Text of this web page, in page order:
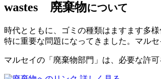
wastes 廃棄物について
時代とともに、ゴミの種類はますます多
特に重要な問題になってきました。マル
マルセイの「廃棄物部門」は、必要な許